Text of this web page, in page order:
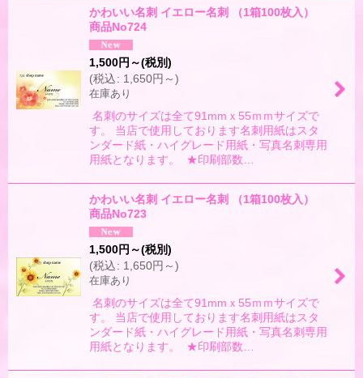
かわいい名刺 イエロー名刺 （1箱100枚入）
商品No724
1,500円 ～(税別)
(税込: 1,650円 ～)
在庫あり
名刺のサイズは全て91mmｘ55ｍｍサイズで
す。 当店で使用しております名刺用紙はスタ
ンダード紙・ハイグレード用紙・写真名刺専用
用紙となります。 ★印刷部数…
かわいい名刺 イエロー名刺 （1箱100枚入）
商品No723
1,500円 ～(税別)
(税込: 1,650円 ～)
在庫あり
名刺のサイズは全て91mmｘ55ｍｍサイズで
す。 当店で使用しております名刺用紙はスタ
ンダード紙・ハイグレード用紙・写真名刺専用
用紙となります。 ★印刷部数…